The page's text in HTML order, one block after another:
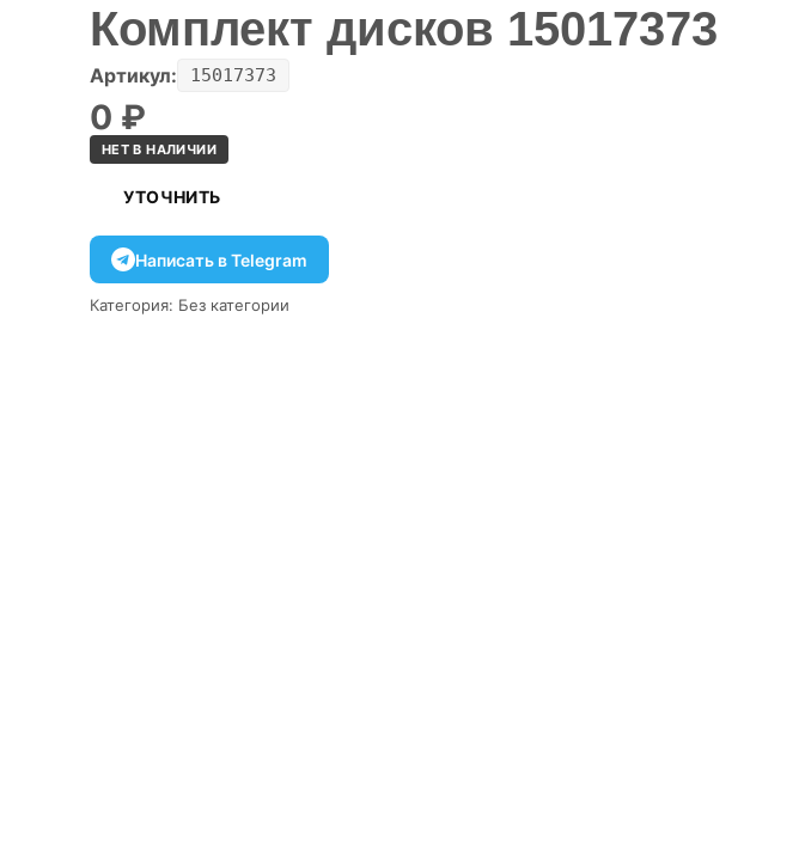
Комплект дисков 15017373
Артикул: 15017373
0 ₽
НЕТ В НАЛИЧИИ
УТОЧНИТЬ
Написать в Telegram
Категория: Без категории